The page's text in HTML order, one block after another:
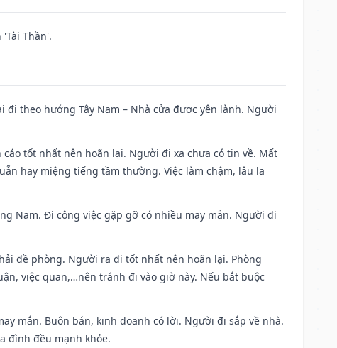
Thần'.
theo hướng Tây Nam – Nhà cửa được yên lành. Người
tốt nhất nên hoãn lại. Người đi xa chưa có tin về. Mất
hay miệng tiếng tầm thường. Việc làm chậm, lâu la
Nam. Đi công việc gặp gỡ có nhiều may mắn. Người đi
đề phòng. Người ra đi tốt nhất nên hoãn lại. Phòng
việc quan,…nên tránh đi vào giờ này. Nếu bắt buộc
mắn. Buôn bán, kinh doanh có lời. Người đi sắp về nhà.
đình đều mạnh khỏe.